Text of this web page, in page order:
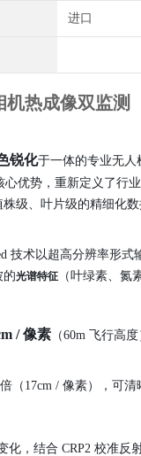
进口
热成像双监测
锐化于一体的专业无人
心优势，重新定义了行
级、叶片级的精细化数
技术以超高分辨率形式
的光谱特征 （叶绿素、氮
/ 像素 （60m 飞行高
（17cm / 像素），可
，结合 CRP2 校准反